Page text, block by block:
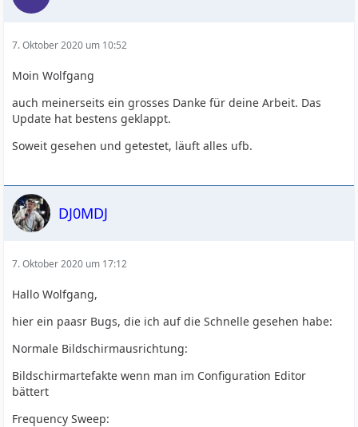
7. Oktober 2020 um 10:52
Moin Wolfgang
auch meinerseits ein grosses Danke für deine Arbeit. Das
Update hat bestens geklappt.
Soweit gesehen und getestet, läuft alles ufb.
DJ0MDJ
7. Oktober 2020 um 17:12
Hallo Wolfgang,
hier ein paasr Bugs, die ich auf die Schnelle gesehen habe:
Normale Bildschirmausrichtung:
Bildschirmartefakte wenn man im Configuration Editor
bättert
Frequency Sweep: